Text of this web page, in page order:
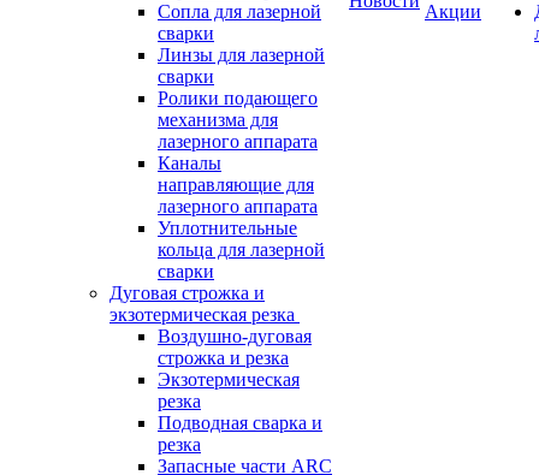
Сопла для лазерной
сварки
Линзы для лазерной
сварки
Ролики подающего
механизма для
лазерного аппарата
Каналы
направляющие для
лазерного аппарата
Уплотнительные
кольца для лазерной
сварки
Дуговая строжка и
экзотермическая резка
Воздушно-дуговая
строжка и резка
Экзотермическая
резка
Подводная сварка и
резка
Запасные части ARC
Акции